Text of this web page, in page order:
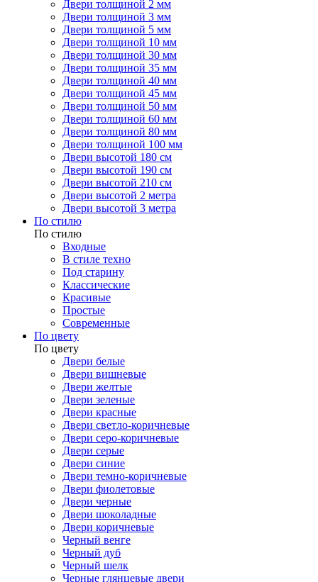
Двери толщиной 2 мм
Двери толщиной 3 мм
Двери толщиной 5 мм
Двери толщиной 10 мм
Двери толщиной 30 мм
Двери толщиной 35 мм
Двери толщиной 40 мм
Двери толщиной 45 мм
Двери толщиной 50 мм
Двери толщиной 60 мм
Двери толщиной 80 мм
Двери толщиной 100 мм
Двери высотой 180 см
Двери высотой 190 см
Двери высотой 210 см
Двери высотой 2 метра
Двери высотой 3 метра
По стилю
По стилю
Входные
В стиле техно
Под старину
Классические
Красивые
Простые
Современные
По цвету
По цвету
Двери белые
Двери вишневые
Двери желтые
Двери зеленые
Двери красные
Двери светло-коричневые
Двери серо-коричневые
Двери серые
Двери синие
Двери темно-коричневые
Двери фиолетовые
Двери черные
Двери шоколадные
Двери коричневые
Черный венге
Черный дуб
Черный шелк
Черные глянцевые двери